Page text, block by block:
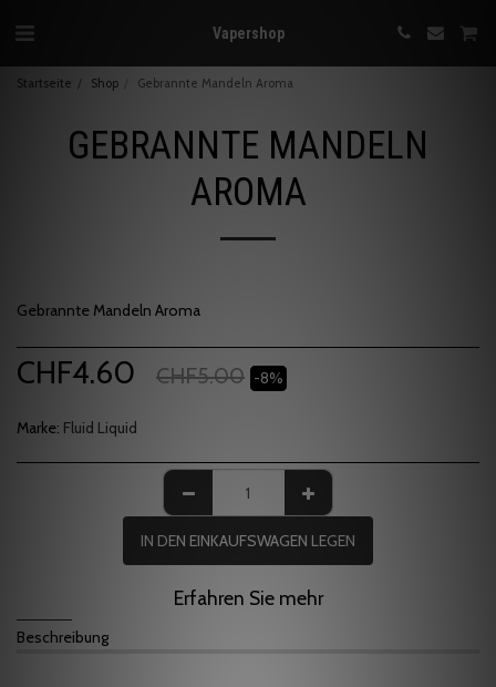
Vapershop
Startseite Shop Gebrannte Mandeln Aroma
GEBRANNTE MANDELN
AROMA
Gebrannte Mandeln Aroma
CHF4.60 CHF5.00 -8%
Marke: Fluid Liquid
IN DEN EINKAUFSWAGEN LEGEN
Erfahren Sie mehr
Beschreibung